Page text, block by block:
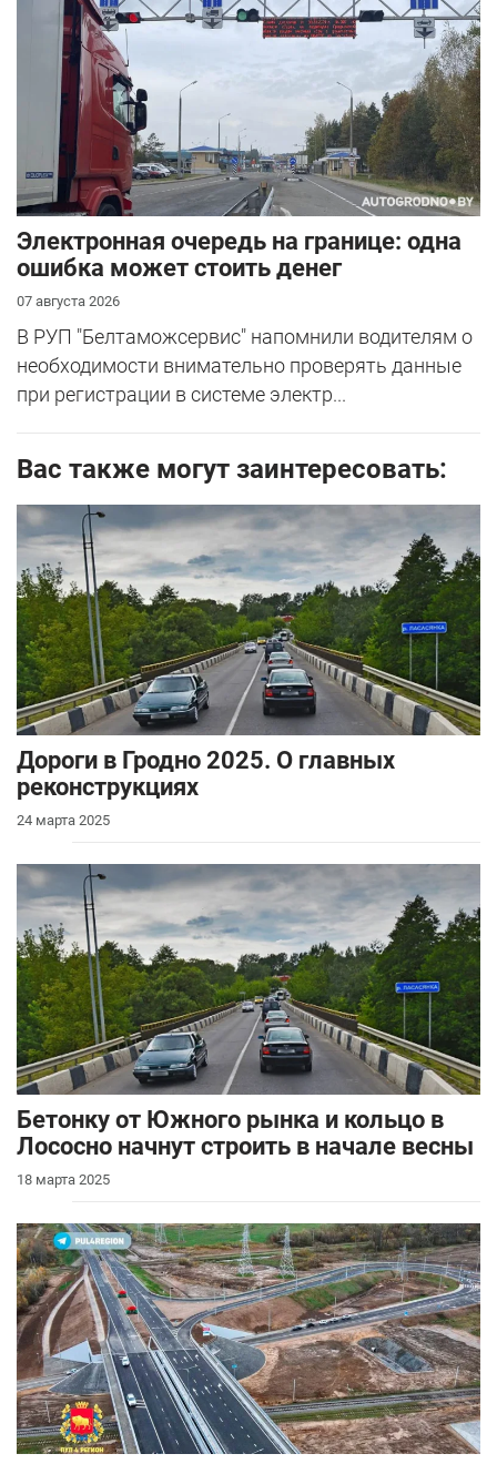
Электронная очередь на границе: одна
ошибка может стоить денег
07 августа 2026
В РУП "Белтаможсервис" напомнили водителям о
необходимости внимательно проверять данные
при регистрации в системе электр...
Вас также могут заинтересовать:
Дороги в Гродно 2025. О главных
реконструкциях
24 марта 2025
Бетонку от Южного рынка и кольцо в
Лососно начнут строить в начале весны
18 марта 2025